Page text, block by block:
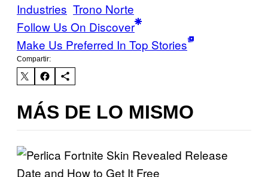
Industries Trono Norte
Follow Us On Discover
Make Us Preferred In Top Stories
Compartir:
MÁS DE LO MISMO